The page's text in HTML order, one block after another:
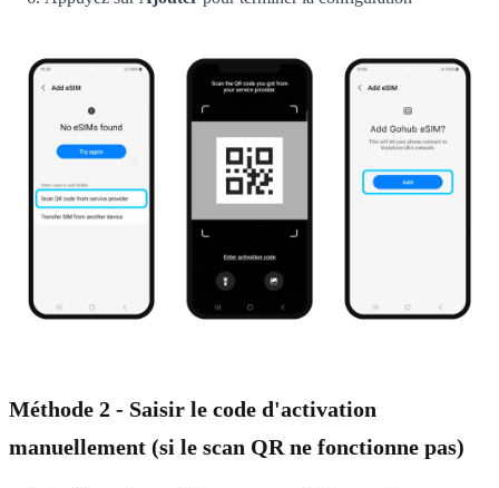
Méthode 2 - Saisir le code d'activation
manuellement (si le scan QR ne fonctionne pas)